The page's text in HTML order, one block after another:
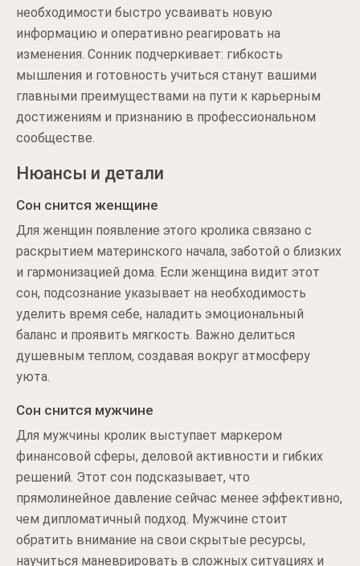
необходимости быстро усваивать новую
информацию и оперативно реагировать на
изменения. Сонник подчеркивает: гибкость
мышления и готовность учиться станут вашими
главными преимуществами на пути к карьерным
достижениям и признанию в профессиональном
сообществе.
Нюансы и детали
Сон снится женщине
Для женщин появление этого кролика связано с
раскрытием материнского начала, заботой о близких
и гармонизацией дома. Если женщина видит этот
сон, подсознание указывает на необходимость
уделить время себе, наладить эмоциональный
баланс и проявить мягкость. Важно делиться
душевным теплом, создавая вокруг атмосферу
уюта.
Сон снится мужчине
Для мужчины кролик выступает маркером
финансовой сферы, деловой активности и гибких
решений. Этот сон подсказывает, что
прямолинейное давление сейчас менее эффективно,
чем дипломатичный подход. Мужчине стоит
обратить внимание на свои скрытые ресурсы,
научиться маневрировать в сложных ситуациях и